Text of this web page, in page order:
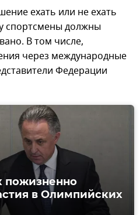
ехать или не ехать
спортсмены должны
В том числе,
через международные
Федерации
пожизненно
в Олимпийских